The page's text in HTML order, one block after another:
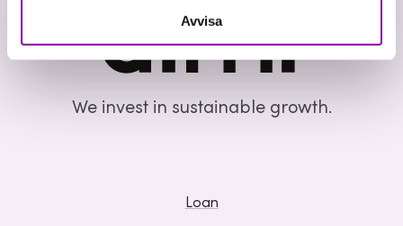
Avvisa
We invest in sustainable growth.
Loan